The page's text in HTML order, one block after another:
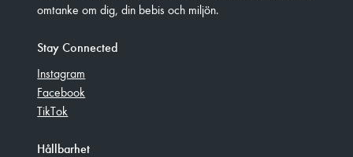
omtanke om dig, din bebis och miljön.
Stay Connected
Instagram
Facebook
TikTok
Hållbarhet